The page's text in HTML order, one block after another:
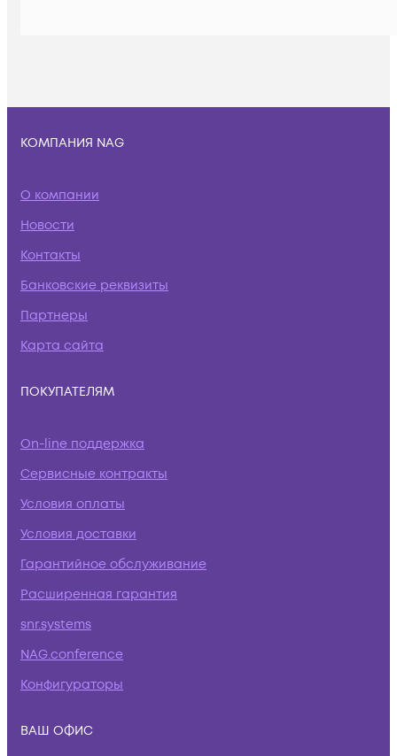
КОМПАНИЯ NAG
О компании
Новости
Контакты
Банковские реквизиты
Партнеры
Карта сайта
ПОКУПАТЕЛЯМ
On-line поддержка
Сервисные контракты
Условия оплаты
Условия доставки
Гарантийное обслуживание
Расширенная гарантия
snr.systems
NAG.conference
Конфигураторы
ВАШ ОФИС